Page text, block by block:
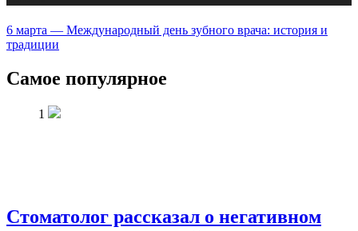
6 марта — Международный день зубного врача: история и
традиции
Самое популярное
1
Стоматолог рассказал о негативном